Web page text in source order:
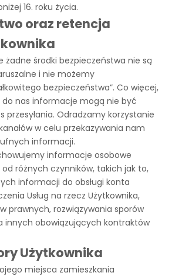
16. roku życia.
oraz retencja
żadne środki bezpieczeństwa nie są
i nie możemy
bezpieczeństwa”. Co więcej,
do nas informacje mogą nie być
przesyłania. Odradzamy korzystanie
w celu przekazywania nam
informacji.
informacje osobowe
od różnych czynników, takich jak to,
informacji do obsługi konta
Usług na rzecz Użytkownika,
prawnych, rozwiązywania sporów
innych obowiązujących kontraktów
Użytkownika
miejsca zamieszkania